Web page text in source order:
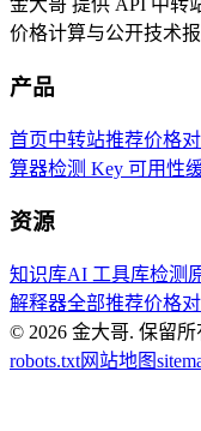
金大哥 提供 API 中转
价格计算与公开技术报
产品
首页中转站推荐价格
算器检测 Key 可用性
资源
知识库AI 工具库检测
解释器全部推荐价格
© 2026 金大哥. 保留所
robots.txt网站地图